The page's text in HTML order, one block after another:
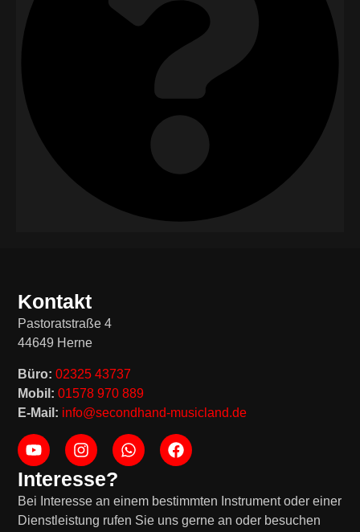
Kontakt
Pastoratstraße 4
44649 Herne
Büro: 02325 43737
Mobil: 01578 970 889
E-Mail: info@secondhand-musicland.de
Interesse?
Bei Interesse an einem bestimmten Instrument oder einer
Dienstleistung rufen Sie uns gerne an oder besuchen